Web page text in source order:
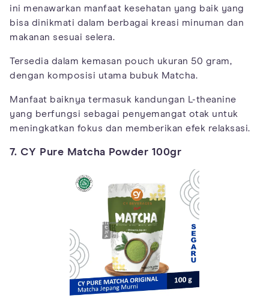
ini menawarkan manfaat kesehatan yang baik yang
bisa dinikmati dalam berbagai kreasi minuman dan
makanan sesuai selera.
Tersedia dalam kemasan pouch ukuran 50 gram,
dengan komposisi utama bubuk Matcha.
Manfaat baiknya termasuk kandungan L-theanine
yang berfungsi sebagai penyemangat otak untuk
meningkatkan fokus dan memberikan efek relaksasi.
7. CY Pure Matcha Powder 100gr